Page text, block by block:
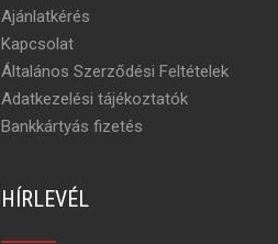
Ajánlatkérés
Kapcsolat
Általános Szerződési Feltételek
Adatkezelési tájékoztatók
Bankkártyás fizetés
HÍRLEVÉL